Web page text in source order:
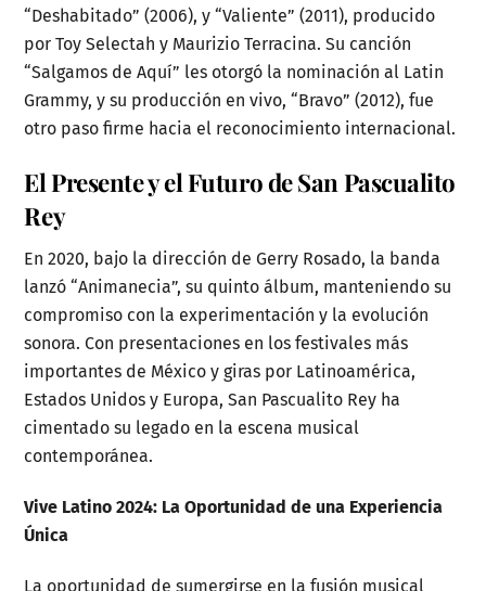
“Deshabitado” (2006), y “Valiente” (2011), producido
por Toy Selectah y Maurizio Terracina. Su canción
“Salgamos de Aquí” les otorgó la nominación al Latin
Grammy, y su producción en vivo, “Bravo” (2012), fue
otro paso firme hacia el reconocimiento internacional.
El Presente y el Futuro de San Pascualito
Rey
En 2020, bajo la dirección de Gerry Rosado, la banda
lanzó “Animanecia”, su quinto álbum, manteniendo su
compromiso con la experimentación y la evolución
sonora. Con presentaciones en los festivales más
importantes de México y giras por Latinoamérica,
Estados Unidos y Europa, San Pascualito Rey ha
cimentado su legado en la escena musical
contemporánea.
Vive Latino 2024: La Oportunidad de una Experiencia
Única
La oportunidad de sumergirse en la fusión musical